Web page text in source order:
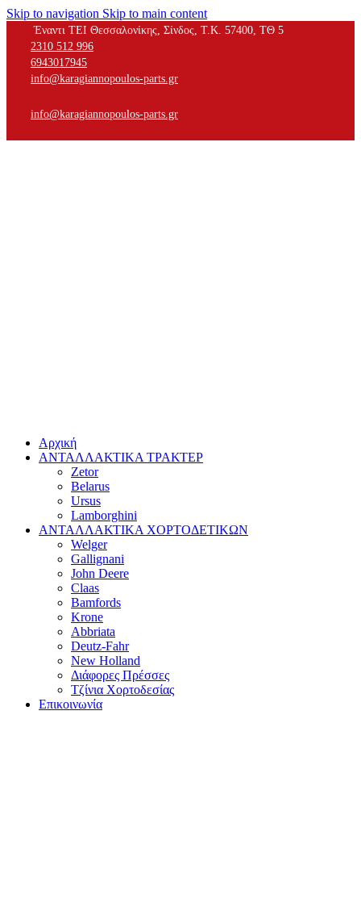
Skip to navigation Skip to main content
Έναντι ΤΕΙ Θεσσαλονίκης, Σίνδος, Τ.Κ. 57400, ΤΘ 5
2310 512 996
6943017945
info@karagiannopoulos-parts.gr
info@karagiannopoulos-parts.gr
Αρχική
ΑΝΤΑΛΛΑΚΤΙΚΑ ΤΡΑΚΤΕΡ
Zetor
Belarus
Ursus
Lamborghini
ΑΝΤΑΛΛΑΚΤΙΚΑ ΧΟΡΤΟΔΕΤΙΚΩΝ
Welger
Gallignani
John Deere
Claas
Bamfords
Krone
Abbriata
Deutz-Fahr
New Holland
Διάφορες Πρέσσες
Τζίνια Χορτοδεσίας
Επικοινωνία